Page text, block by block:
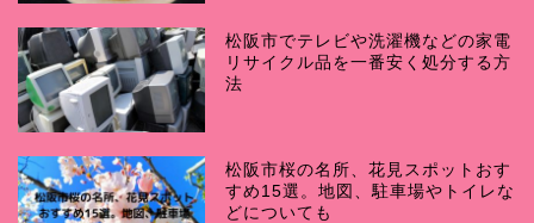
松阪市でテレビや洗濯機などの家電
リサイクル品を一番安く処分する方
法
松阪市桜の名所、花見スポットおす
すめ15選。地図、駐車場やトイレな
どについても